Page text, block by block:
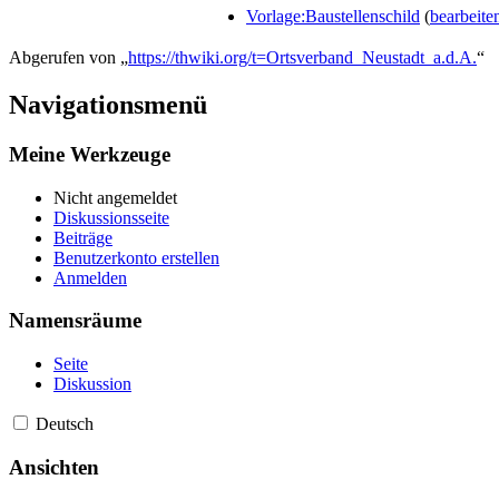
Vorlage:Baustellenschild (
Abgerufen von „https://thwiki.org/t=Ortsverband_Neustadt_a.d.A.“
Navigationsmenü
Meine Werkzeuge
Nicht angemeldet
Diskussionsseite
Beiträge
Benutzerkonto erstellen
Anmelden
Namensräume
Seite
Diskussion
Deutsch
Ansichten